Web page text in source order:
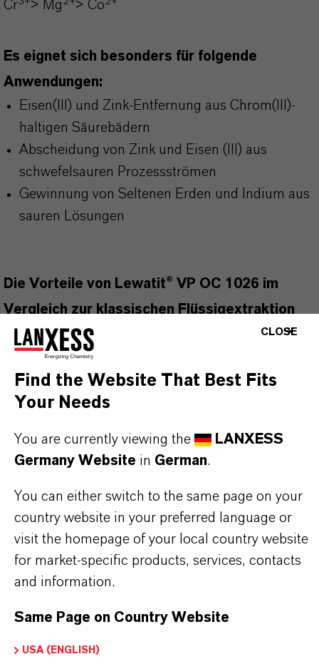
Cr
> Mg > Co
Es eignet sich besonders für folgende
Anwendungen:
Eisen(III) und Zink-Entfernung aus Chrom(III)-
haltigen Säurebädern
Abscheidung von Zink und Eisen (III) aus
schwefelsauren Prozessströmen
Gewinnung von Seltenen Erden und Indium aus
sauren Lösungen
Die Vorteile von Lewatit® VP OC 1026 im
Vergleich zur klassischen Flüssigextraktion
sind:
Höhere Effizienz und niedrigere Kosten bei der
Metallentfernung im Spurenbereich
Sehr niedriger Schlupf
Probleme mit der Phasentrennung können
vermieden werden
Einfaches Equipment und reduzierte
Anlagengröße
PRODUKTINFORMATIONEN
CLOSE
Find the Website That Best Fits
Your Needs
You are currently viewing the
LANXESS
Germany Website in German.
You can either switch to the same page on your
country website in your preferred language or
visit the homepage of your local country website
for market-specific products, services, contacts
and information.
Same Page on Country Website
USA (ENGLISH)